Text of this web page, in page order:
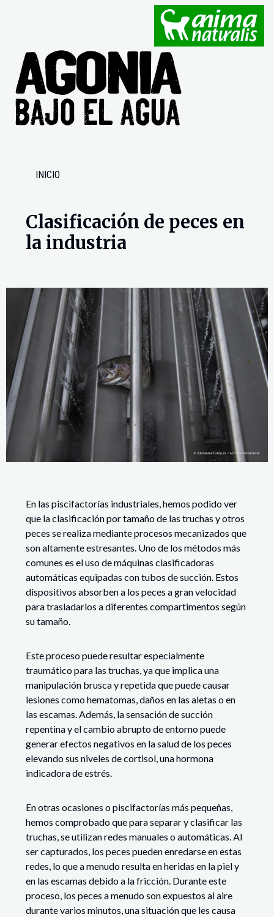
INICIO
Clasificación de peces en
la industria
En las piscifactorías industriales, hemos podido ver
que la clasificación por tamaño de las truchas y otros
peces se realiza mediante procesos mecanizados que
son altamente estresantes. Uno de los métodos más
comunes es el uso de máquinas clasificadoras
automáticas equipadas con tubos de succión. Estos
dispositivos absorben a los peces a gran velocidad
para trasladarlos a diferentes compartimentos según
su tamaño.
Este proceso puede resultar especialmente
traumático para las truchas, ya que implica una
manipulación brusca y repetida que puede causar
lesiones como hematomas, daños en las aletas o en
las escamas. Además, la sensación de succión
repentina y el cambio abrupto de entorno puede
generar efectos negativos en la salud de los peces
elevando sus niveles de cortisol, una hormona
indicadora de estrés.
En otras ocasiones o piscifactorías más pequeñas,
hemos comprobado que para separar y clasificar las
truchas, se utilizan redes manuales o automáticas. Al
ser capturados, los peces pueden enredarse en estas
redes, lo que a menudo resulta en heridas en la piel y
en las escamas debido a la fricción. Durante este
proceso, los peces a menudo son expuestos al aire
durante varios minutos, una situación que les causa